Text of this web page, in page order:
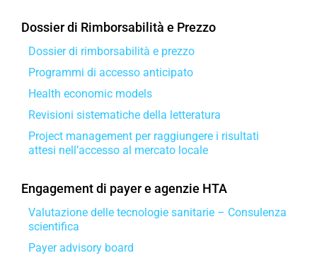
Dossier di Rimborsabilità e Prezzo
Dossier di rimborsabilità e prezzo
Programmi di accesso anticipato
Health economic models
Revisioni sistematiche della letteratura
Project management per raggiungere i risultati
attesi nell’accesso al mercato locale
Engagement di payer e agenzie HTA
Valutazione delle tecnologie sanitarie – Consulenza
scientifica
Payer advisory board